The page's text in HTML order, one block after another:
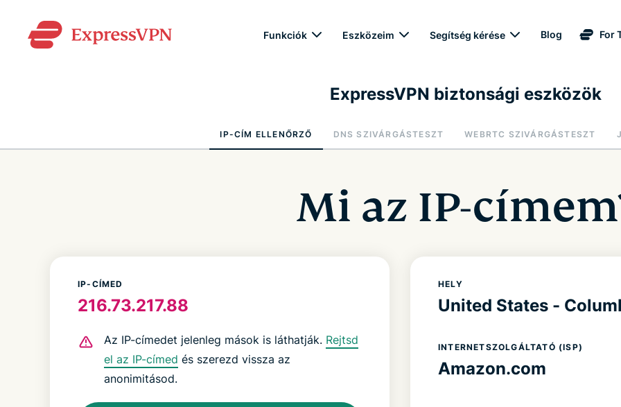
Funkciók Eszközeim Segítség kérése Blog For
ExpressVPN biztonsági eszközök
IP-CÍM ELLENŐRZŐ DNS SZIVÁRGÁSTESZT WEBRTC SZIVÁRGÁSTESZT
Mi az IP-
IP-CÍMED
216.73.217.88
Az IP-címedet jelenleg mások is láthatják. Rejtsd
el az IP-címed és szerezd vissza az
anonimitásod.
HELY
United States -
INTERNETSZOLGÁLTATÓ (ISP)
Amazon.com